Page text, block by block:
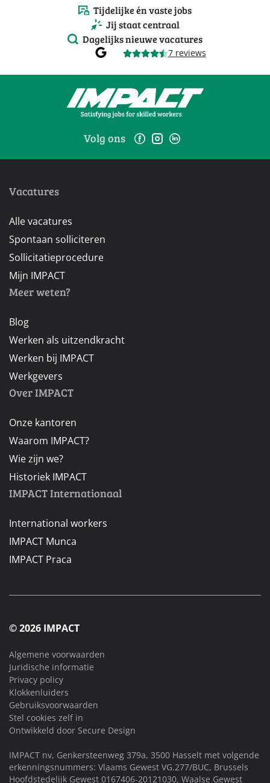
Tijdelijke én vaste jobs
Jij staat centraal
Dagelijks nieuwe vacatures
7 reviews
Volg ons
Vacatures
Alle vacatures
Spontaan solliciteren
Sollicitatieprocedure
Mijn IMPACT
Meer weten?
Blog
Werken als uitzendkracht
Werken bij IMPACT
Werkgevers
Over IMPACT
Onze kantoren
Waarom IMPACT?
Wie zijn we?
Historiek IMPACT
IMPACT Internationaal
International workers
IMPACT Munca
IMPACT Praca
© 2026 IMPACT
Algemene voorwaarden
Juridische informatie
Privacy policy
Klokkenluiders
Gebruiksvoorwaarden
Stel cookies zelf in
Ontwikkeld door Secure Design
IMPACT nv, Genkersteenweg 379a, 3500 Hasselt met volgende
erkenningsnummers: Vlaams Gewest VG.277/BUC, Brussels
Hoofdstedelijk Gewest 0167406-20121030, Waalse Gewest